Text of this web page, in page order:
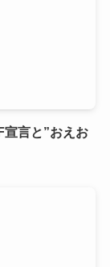
言と”おえお